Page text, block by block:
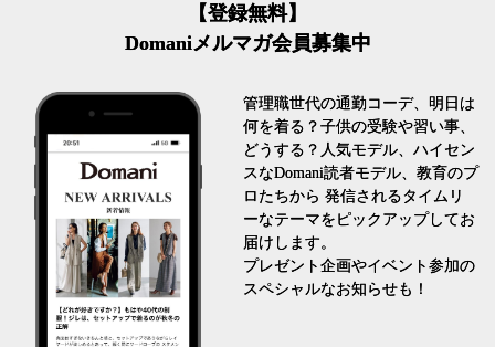
【登録無料】
Domaniメルマガ会員募集中
管理職世代の通勤コーデ、明日は
何を着る？子供の受験や習い事、
どうする？人気モデル、ハイセン
スなDomani読者モデル、教育のプ
ロたちから 発信されるタイムリ
ーなテーマをピックアップしてお
届けします。
プレゼント企画やイベント参加の
スペシャルなお知らせも！